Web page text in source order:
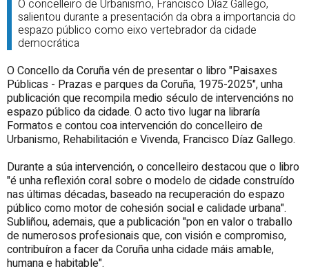
O concelleiro de Urbanismo, Francisco Díaz Gallego,
salientou durante a presentación da obra a importancia do
espazo público como eixo vertebrador da cidade
democrática
O Concello da Coruña vén de presentar o libro "Paisaxes
Públicas - Prazas e parques da Coruña, 1975-2025", unha
publicación que recompila medio século de intervencións no
espazo público da cidade. O acto tivo lugar na libraría
Formatos e contou coa intervención do concelleiro de
Urbanismo, Rehabilitación e Vivenda, Francisco Díaz Gallego.
Durante a súa intervención, o concelleiro destacou que o libro
"é unha reflexión coral sobre o modelo de cidade construído
nas últimas décadas, baseado na recuperación do espazo
público como motor de cohesión social e calidade urbana".
Subliñou, ademais, que a publicación "pon en valor o traballo
de numerosos profesionais que, con visión e compromiso,
contribuíron a facer da Coruña unha cidade máis amable,
humana e habitable".